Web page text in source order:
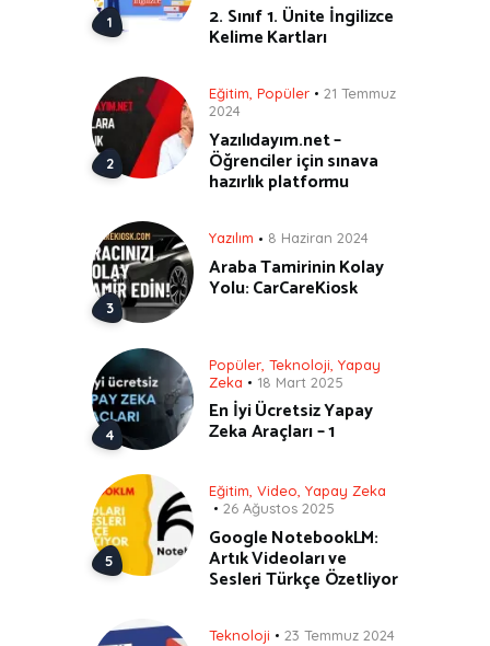
2. Sınıf 1. Ünite İngilizce
Kelime Kartları
Eğitim Popüler
21 Temmuz
2024
Yazılıdayım.net –
Öğrenciler için sınava
hazırlık platformu
Yazılım 8 Haziran 2024
Araba Tamirinin Kolay
Yolu: CarCareKiosk
Popüler Teknoloji Yapay
Zeka
18 Mart 2025
En İyi Ücretsiz Yapay
Zeka Araçları – 1
Eğitim Video Yapay Zeka
26 Ağustos 2025
Google NotebookLM:
Artık Videoları ve
Sesleri Türkçe Özetliyor
Teknoloji 23 Temmuz 2024